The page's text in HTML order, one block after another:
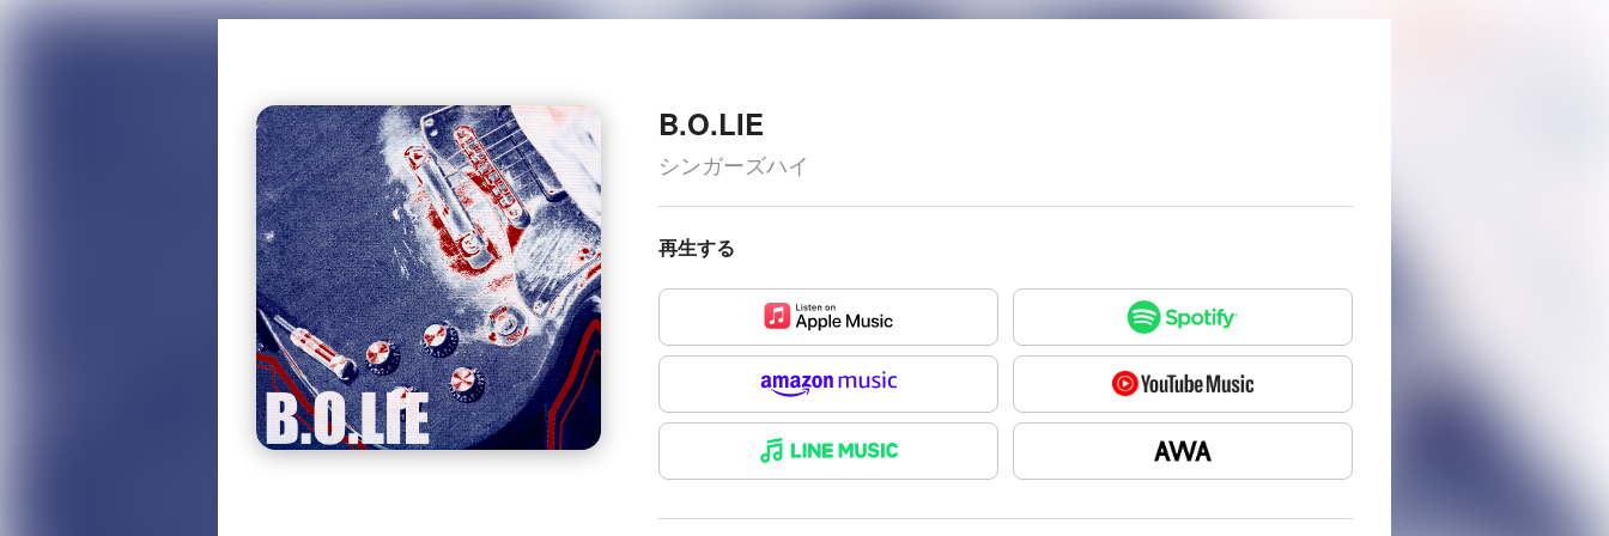
B.O.LIE
シンガーズハイ
再生する